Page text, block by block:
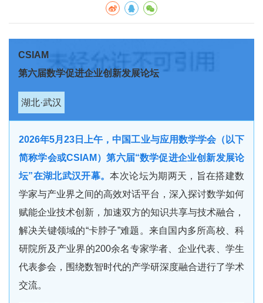
CSIAM
第六届数学促进企业创新发展论坛
湖北·武汉
2026年5月23日上午，中国工业与应用数学学会（以下
简称学会或CSIAM）第六届“数学促进企业创新发展论
坛”在湖北武汉开幕。本次论坛为期两天，旨在搭建数
学家与产业界之间的高效对话平台，深入探讨数学如何
赋能企业技术创新，加速双方的知识共享与技术融合，
解决关键领域的“卡脖子”难题。来自国内多所高校、科
研院所及产业界的200余名专家学者、企业代表、学生
代表参会，围绕数智时代的产学研深度融合进行了学术
交流。